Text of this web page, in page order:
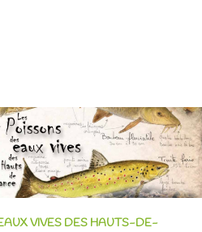
VIVES DES HAUTS-DE-